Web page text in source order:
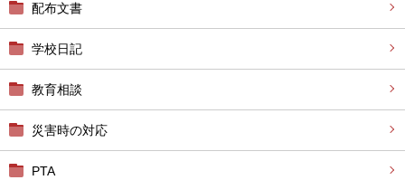
配布文書
学校日記
教育相談
災害時の対応
PTA